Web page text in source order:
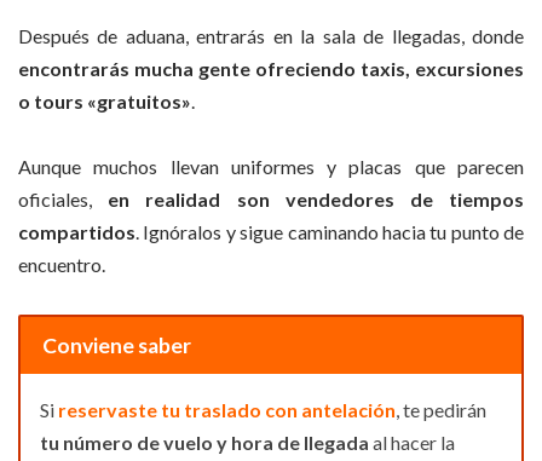
Después de aduana, entrarás en la sala de llegadas, donde
encontrarás mucha gente ofreciendo taxis, excursiones
o tours «gratuitos».
Aunque muchos llevan uniformes y placas que parecen
oficiales, en realidad son vendedores de tiempos
compartidos. Ignóralos y sigue caminando hacia tu punto de
encuentro.
Conviene saber
Si reservaste tu traslado con antelación, te pedirán
tu número de vuelo y hora de llegada al hacer la